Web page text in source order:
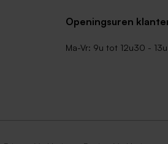
Openingsuren
Ma-Vr: 9u tot 12u30 -